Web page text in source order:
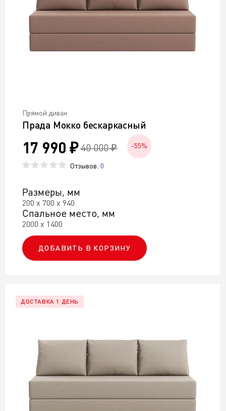
Прямой диван
Прада Мокко бескаркасный
17 990 ₽ 40 000 ₽ -55%
Отзывов: 0
Размеры, мм
200 х 700 х 940
Спальное место, мм
2000 х 1400
ДОБАВИТЬ В КОРЗИНУ
ДОСТАВКА 1 ДЕНЬ